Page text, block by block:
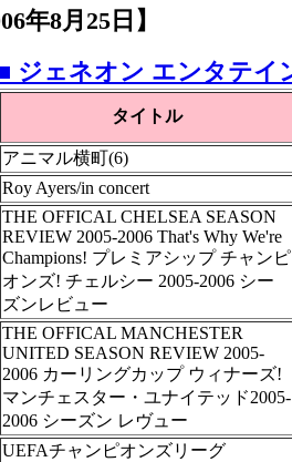
年8月25日】
ジェネオン エンタテイ
タイトル
アニマル横町(6)
Roy Ayers/in concert
THE OFFICAL CHELSEA SEASON
REVIEW 2005-2006 That's Why We're
Champions! プレミアシップ チャンピ
オンズ! チェルシー 2005-2006 シー
ズンレビュー
THE OFFICAL MANCHESTER
UNITED SEASON REVIEW 2005-
2006 カーリングカップ ウィナーズ!
マンチェスター・ユナイテッド2005-
2006 シーズン レヴュー
UEFAチャンピオンズリーグ